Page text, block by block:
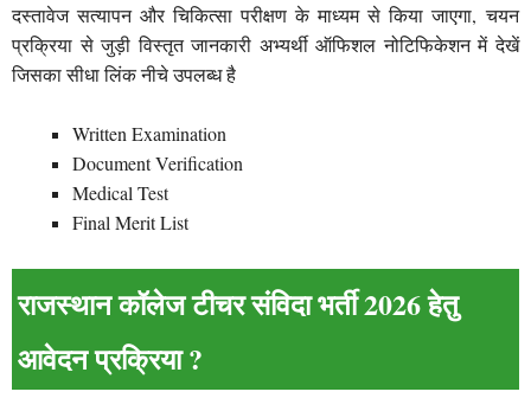
दस्तावेज सत्यापन और चिकित्सा परीक्षण के माध्यम से किया जाएगा, चयन
प्रक्रिया से जुड़ी विस्तृत जानकारी अभ्यर्थी ऑफिशल नोटिफिकेशन में देखें
जिसका सीधा लिंक नीचे उपलब्ध है
Written Examination
Document Verification
Medical Test
Final Merit List
राजस्थान कॉलेज टीचर संविदा भर्ती 2026 हेतु
आवेदन प्रक्रिया ?